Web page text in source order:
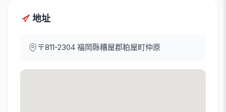
地址
〒811-2304 福岡縣糟屋郡粕屋町仲原